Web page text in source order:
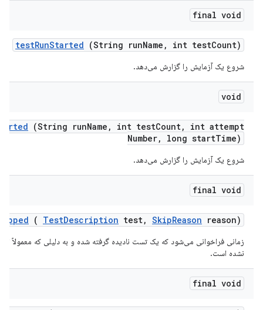
final void
testRunStarted (String runName , int testCount)
شروع یک آزمایش را گزارش می‌دهد.
void
(String runName , int testCount,
int attempt
Number, long startTime)
شروع یک آزمایش را گزارش می‌دهد.
final void
( TestDescription test, SkipReason reason)
زمانی فراخوانی می‌شود که یک تست نادیده گرفته شده و به دلیلی که معمولاً
نشده است.
final void